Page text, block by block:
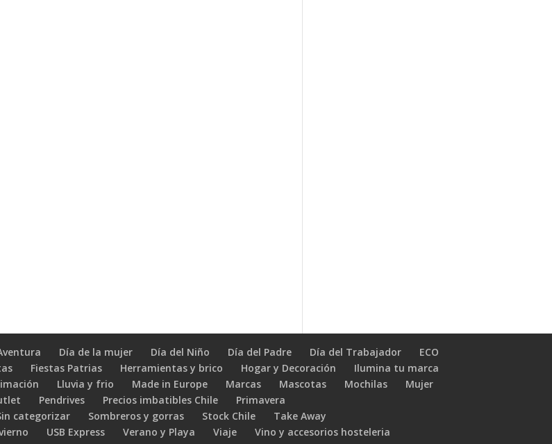
Día de la mujer Día del Niño Día del Padre Día del Trabajador
ECO
Fiestas Patrias Herramientas y brico Hogar y Decoración
Ilumina tu marca
Lluvia y frio Made in Europe Marcas Mascotas Mochilas
Mujer
Pendrives Precios imbatibles Chile
Primavera
categorizar Sombreros y gorras Stock Chile
Take Away
USB Express Verano y Playa Viaje Vino y accesorios hosteleria